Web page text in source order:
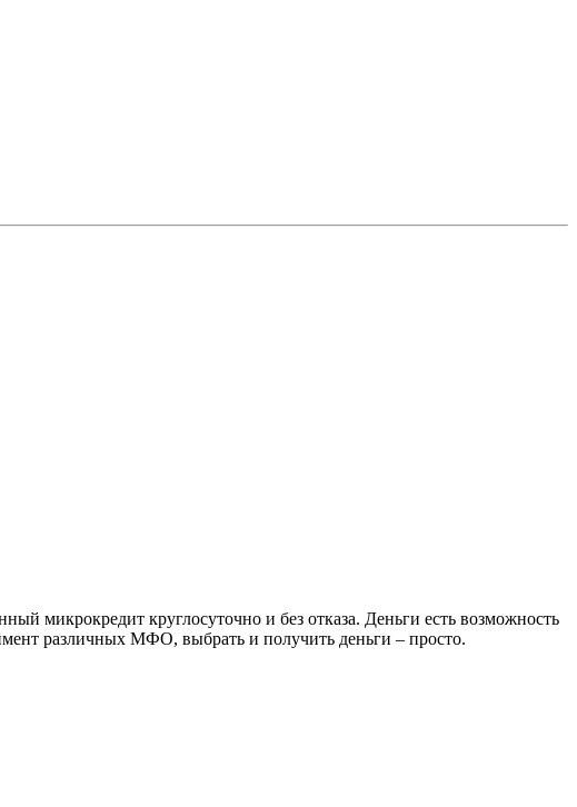
микрокредит круглосуточно и без отказа. Деньги есть возможность
различных МФО, выбрать и получить деньги – просто.